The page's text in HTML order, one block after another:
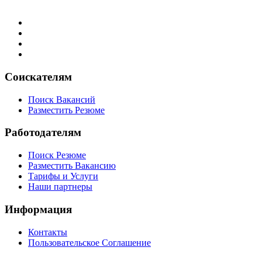
Соискателям
Поиск Вакансий
Разместить Резюме
Работодателям
Поиск Резюме
Разместить Вакансию
Тарифы и Услуги
Наши партнеры
Информация
Контакты
Пользовательское Соглашение